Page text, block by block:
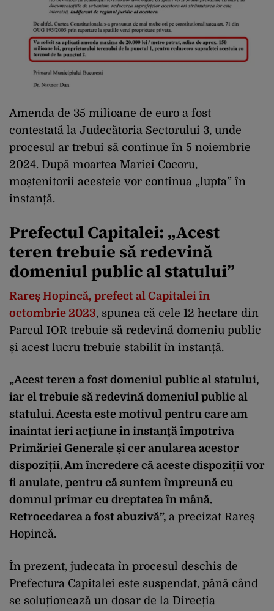
Amenda de 35 milioane de euro a fost
contestată la Judecătoria Sectorului 3, unde
procesul ar trebui să continue în 5 noiembrie
2024. După moartea Mariei Cocoru,
moștenitorii acesteie vor continua „lupta” în
instanță.
Prefectul Capitalei: „Acest
teren trebuie să redevină
domeniul public al statului”
Rareș Hopincă, prefect al Capitalei în
octombrie 2023, spunea că cele 12 hectare din
Parcul IOR trebuie să redevină domeniu public
și acest lucru trebuie stabilit în instanță.
„Acest teren a fost domeniul public al statului,
iar el trebuie să redevină domeniul public al
statului. Acesta este motivul pentru care am
înaintat ieri acțiune în instanță împotriva
Primăriei Generale și cer anularea acestor
dispoziții. Am încredere că aceste dispoziții vor
fi anulate, pentru că suntem împreună cu
domnul primar cu dreptatea în mână.
Retrocedarea a fost abuzivă”, a precizat Rareș
Hopincă.
În prezent, judecata în procesul deschis de
Prefectura Capitalei este suspendat, până când
se soluționează un dosar de la Direcția